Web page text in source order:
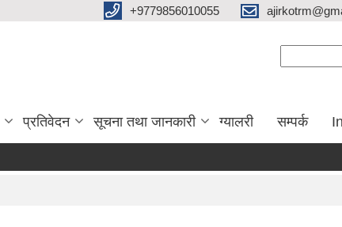
+9779856010055
प्रतिवेदन सूचना तथा जानकारी ग्यालरी सम्पर्क